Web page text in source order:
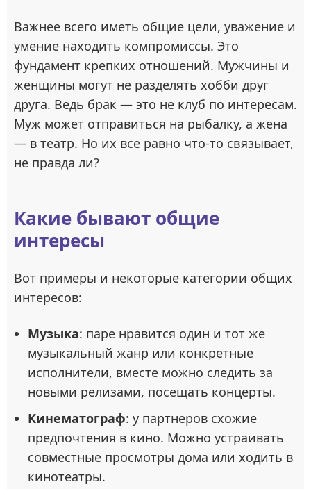
Важнее всего иметь общие цели, уважение и
умение находить компромиссы. Это
фундамент крепких отношений. Мужчины и
женщины могут не разделять хобби друг
друга. Ведь брак — это не клуб по интересам.
Муж может отправиться на рыбалку, а жена
— в театр. Но их все равно что-то связывает,
не правда ли?
Какие бывают общие
интересы
Вот примеры и некоторые категории общих
интересов:
Музыка: паре нравится один и тот же
музыкальный жанр или конкретные
исполнители, вместе можно следить за
новыми релизами, посещать концерты.
Кинематограф: у партнеров схожие
предпочтения в кино. Можно устраивать
совместные просмотры дома или ходить в
кинотеатры.